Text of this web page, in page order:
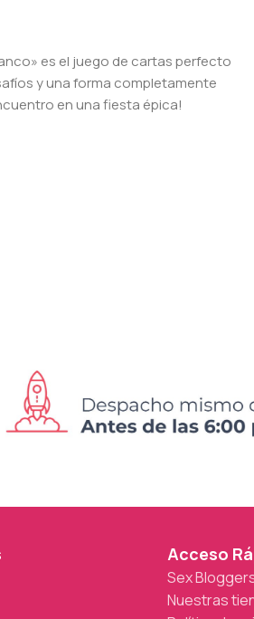
es el juego de cartas perfecto
y una forma completamente
en una fiesta épica!
Acceso
Sex
Nuestras